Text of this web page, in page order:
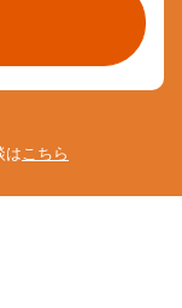
は こちら